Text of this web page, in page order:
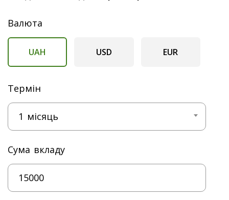
Валюта
UAH USD EUR
Термін
1 місяць
Сума вкладу